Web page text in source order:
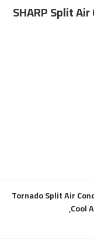
SHARP Split
Tornado Split Air
,Cool